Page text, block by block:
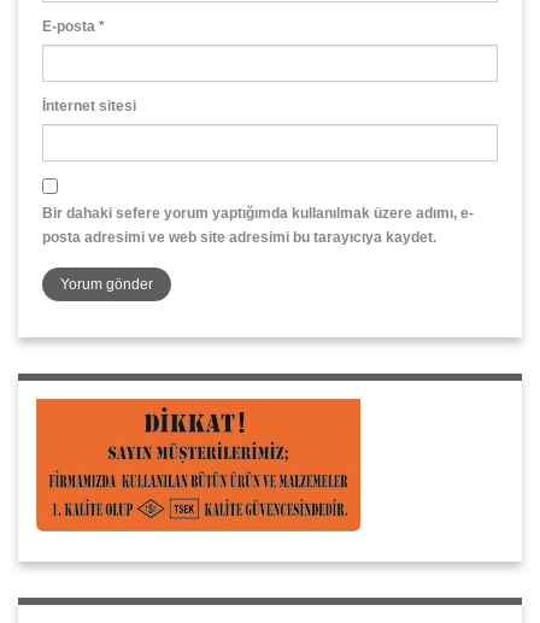
E-posta *
İnternet sitesi
Bir dahaki sefere yorum yaptığımda kullanılmak üzere adımı, e-
posta adresimi ve web site adresimi bu tarayıcıya kaydet.